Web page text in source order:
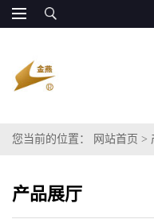
您当前的位置： 网站首页 >
产品展厅